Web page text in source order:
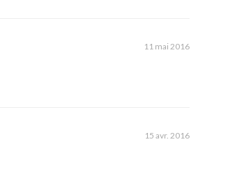
11 mai 2016
15 avr. 2016